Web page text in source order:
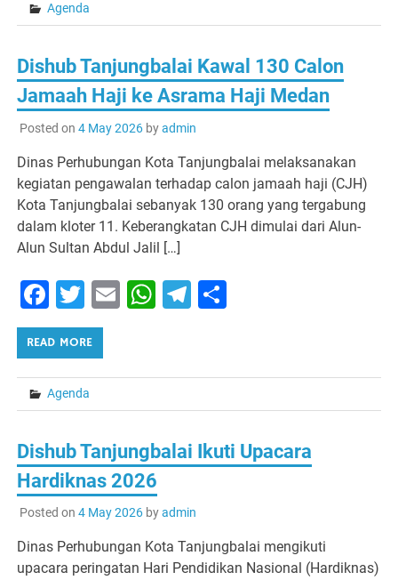
Agenda
Dishub Tanjungbalai Kawal 130 Calon
Jamaah Haji ke Asrama Haji Medan
Posted on 4 May 2026byadmin
Dinas Perhubungan Kota Tanjungbalai melaksanakan
kegiatan pengawalan terhadap calon jamaah haji (CJH)
Kota Tanjungbalai sebanyak 130 orang yang tergabung
dalam kloter 11. Keberangkatan CJH dimulai dari Alun-
Alun Sultan Abdul Jalil […]
Facebook
Twitter
EmailWhatsApp
Telegram
READ MORE
Agenda
Dishub Tanjungbalai Ikuti Upacara
Hardiknas 2026
Posted on 4 May 2026byadmin
Dinas Perhubungan Kota Tanjungbalai mengikuti
upacara peringatan Hari Pendidikan Nasional (Hardiknas)